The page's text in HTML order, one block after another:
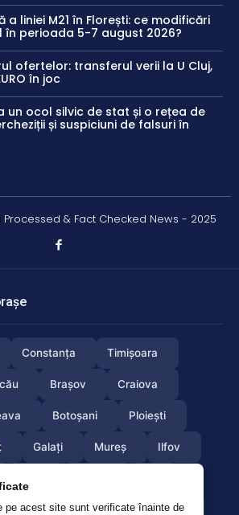
pe acest site sunt verificate înainte de
a liniei M21 în Florești: ce modificări
perioada 5-7 august 2026?
ofertelor: transferul verii la U Cluj,
în joc
un ocol silvic de stat și o rețea de
și suspiciuni de falsuri în
& Fact Checked News - 2025
Constanța Timișoara
Brașov Craiova
Botoșani Ploiești
Galați Mureș Ilfov
Vrancea Satumare